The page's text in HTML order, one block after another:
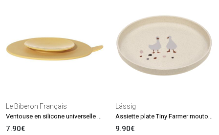
Le Biberon Français
7.90€
Lässig
9.90€